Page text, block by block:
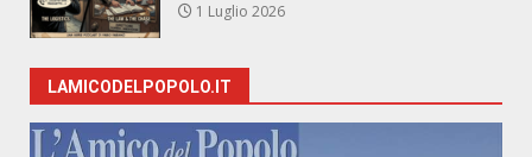
1 Luglio 2026
LAMICODELPOPOLO.IT